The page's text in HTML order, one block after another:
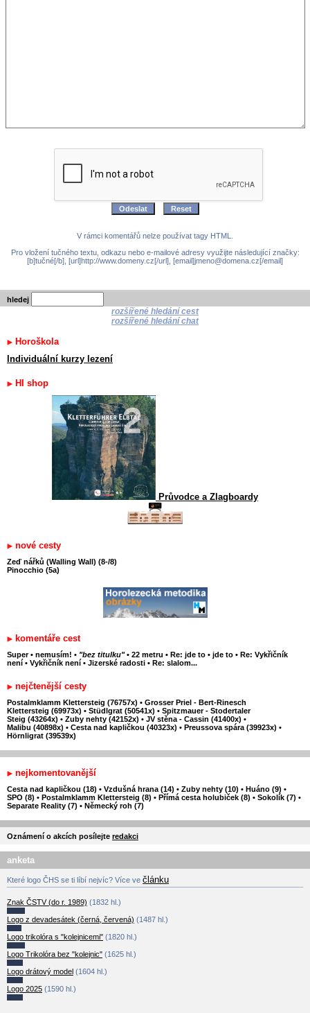
V rámci komentářů nelze používat tagy HTML.
Pro vložení tučného textu, odkazu nebo e-mailové adresy využijte následující značky:
[b]tučné[/b], [url]http://www.domeny.cz[/url], [email]jmeno@domena.cz[/email]
hledej
rozšířené hledání cest
rozšířené hledání chat
Horoškola
Individuální kurzy lezení
HI shop
Průvodce a Zlagboardy
nové cesty
Zeď nářků (Walling Wall) (8-/8)
Pinocchio (5a)
komentáře cest
Super • nemusím! • "bez titulku" • 22 metru • Re: jde to • jde to • Re: Vykřičník
není • Vykřičník není • Jizerské radosti • Re: slalom...
nejčtenější cesty
Postalmklamm Klettersteig (76757x) • Grosser Priel - Bert-Rinesch
Klettersteig (69973x) • Stüdlgrat (50541x) • Spitzmauer - Stodertaler
Steig (43264x) • Zuby nehty (42152x) • JV stěna - Cassin (41400x) •
Malibu (40898x) • Cesta nad kapličkou (40323x) • Preussova spára (39923x) •
Hörnligrat (39539x)
nejkomentovanější
Cesta nad kapličkou (18) • Vzdušná hrana (14) • Zuby nehty (10) • Huáno (9) •
SPO (8) • Postalmklamm Klettersteig (8) • Přímá cesta holubiček (8) • Sokolík (7) •
Separate Reality (7) • Německý roh (7)
Oznámení o akcích posílejte redakci
anketa
Které logo ČHS se ti líbí nejvíc? Více ve článku
Znak ČSTV (do r. 1989) (1832 hl.)
Logo z devadesátek (černá, červená) (1487 hl.)
Logo trikolóra s "kolejnicemi" (1820 hl.)
Logo Trikolóra bez "kolejnic" (1625 hl.)
Logo drátový model (1604 hl.)
Logo 2025 (1590 hl.)